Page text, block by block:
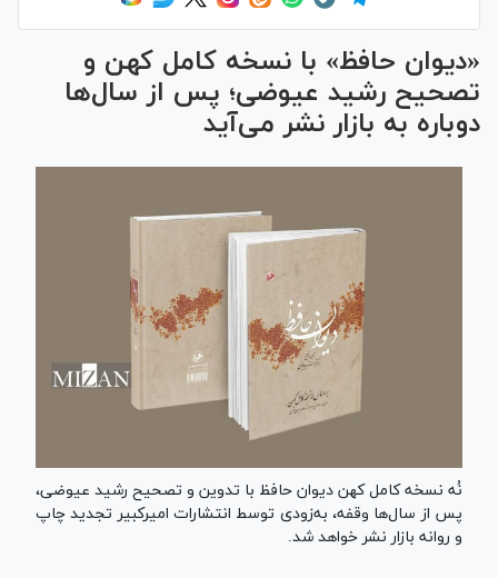
«دیوان حافظ» با نسخه کامل کهن و
تصحیح رشید عیوضی؛ پس از سال‌ها
دوباره به بازار نشر می‌آید
نُه نسخه کامل کهن دیوان حافظ با تدوین و تصحیح رشید عیوضی،
پس از سال‌ها وقفه، به‌زودی توسط انتشارات امیرکبیر تجدید چاپ
و روانه بازار نشر خواهد شد.